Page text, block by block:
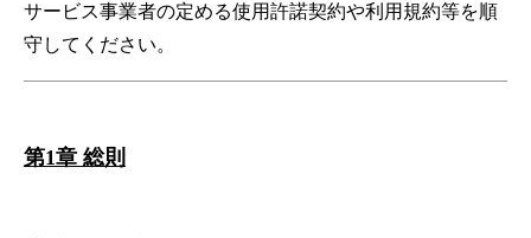
サービス事業者の定める使用許諾契約や利用規約等を順
守してください。
第1章 総則